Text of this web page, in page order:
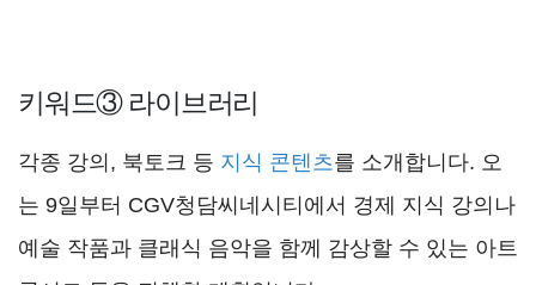
키워드③ 라이브러리
각종 강의, 북토크 등 지식 콘텐츠를 소개합니다. 오
는 9일부터 CGV청담씨네시티에서 경제 지식 강의나
예술 작품과 클래식 음악을 함께 감상할 수 있는 아트